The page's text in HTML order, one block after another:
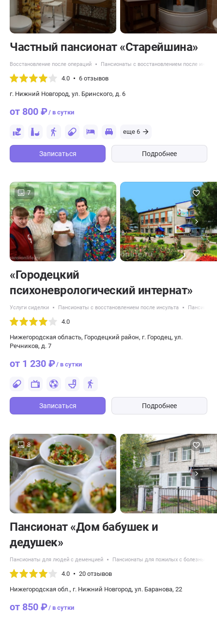
Частный пансионат «Старейшина»
Восстановление после операций Пансионаты с восстановлением после
4.0 6 отзывов
г. Нижний Новгород, ул. Бринского, д. 6
от 800 ₽/ в сутки
еще 6
Записаться Подробнее
7
«Городецкий
психоневрологический интернат»
Услуги сиделки Пансионаты с восстановлением после инсульта
4.0
Нижегородская область, Городецкий район, г. Городец, ул.
Речников, д. 7
от 1 230 ₽/ в сутки
Записаться Подробнее
8
Пансионат «Дом бабушек и
дедушек»
Пансионаты для людей с деменцией Пансионаты для пожилых с болезнью
4.0 20 отзывов
Нижегородская обл., г. Нижний Новгород, ул. Баранова, 22
от 850 ₽/ в сутки